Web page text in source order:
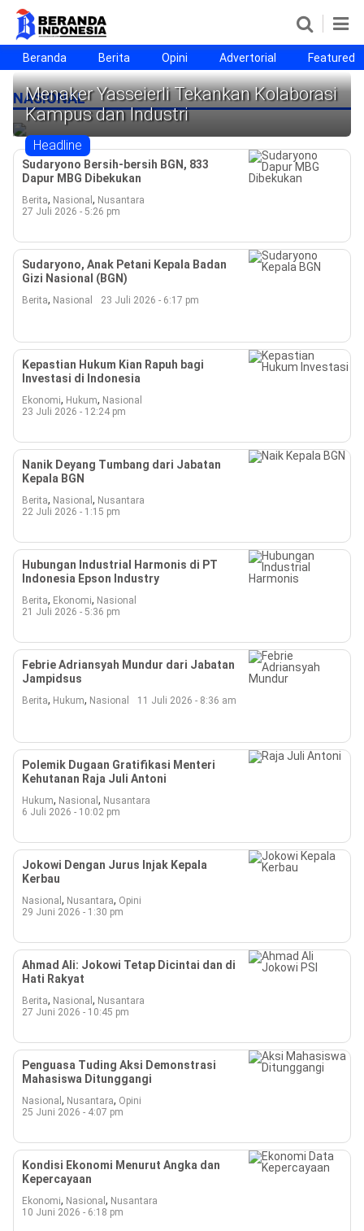
Beranda
Berita
Opini
Advertorial
Featured
Beranda25
SEGMEN
Nusantara
Jabodetabek
Sulselbar
Kota Makassar
©
Copyright
2026
Beranda
Indonesia
All
Beranda Berita Opini Advertorial Featured
NASIONAL
Headline
Menaker Yasseierli Tekankan Kolaborasi
Kampus dan Industri
Sudaryono Bersih-bersih BGN, 833
Dapur MBG Dibekukan
Berita, Nasional , Nusantara
27 Juli 2026 - 5:26 pm
Sudaryono, Anak Petani Kepala Badan
Gizi Nasional (BGN)
Berita, Nasional 23 Juli 2026 - 6:17 pm
Kepastian Hukum Kian Rapuh bagi
Investasi di Indonesia
Ekonomi, Hukum, Nasional
23 Juli 2026 - 12:24 pm
Nanik Deyang Tumbang dari Jabatan
Kepala BGN
Berita, Nasional , Nusantara
22 Juli 2026 - 1:15 pm
Hubungan Industrial Harmonis di PT
Indonesia Epson Industry
Berita, Ekonomi, Nasional
21 Juli 2026 - 5:36 pm
Febrie Adriansyah Mundur dari Jabatan
Jampidsus
Berita, Hukum, Nasional 11 Juli 2026 - 8:36 am
Polemik Dugaan Gratifikasi Menteri
Kehutanan Raja Juli Antoni
Hukum, Nasional , Nusantara
6 Juli 2026 - 10:02 pm
Jokowi Dengan Jurus Injak Kepala
Kerbau
Nasional , Nusantara, Opini
29 Juni 2026 - 1:30 pm
Ahmad Ali: Jokowi Tetap Dicintai dan di
Hati Rakyat
Berita, Nasional , Nusantara
27 Juni 2026 - 10:45 pm
Penguasa Tuding Aksi Demonstrasi
Mahasiswa Ditunggangi
Nasional , Nusantara, Opini
25 Juni 2026 - 4:07 pm
Kondisi Ekonomi Menurut Angka dan
Kepercayaan
Ekonomi, Nasional , Nusantara
10 Juni 2026 - 6:18 pm